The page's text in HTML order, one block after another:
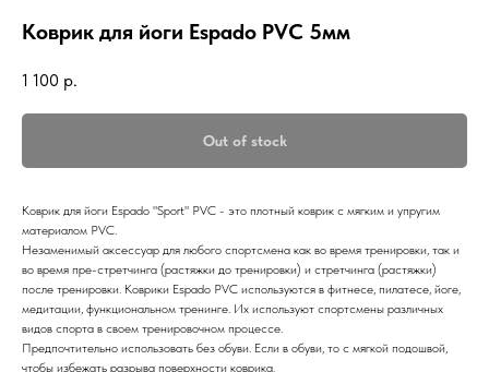
Коврик для йоги Espado PVC 5мм
1 100 р.
Out of stock
Коврик для йоги Espado "Sport" PVC - это плотный коврик с мягким и упругим
материалом PVC.
Незаменимый аксессуар для любого спортсмена как во время тренировки, так и
во время пре-стретчинга (растяжки до тренировки) и стретчинга (растяжки)
после тренировки. Коврики Espado PVC используются в фитнесе, пилатесе, йоге,
медитации, функциональном тренинге. Их используют спортсмены различных
видов спорта в своем тренировочном процессе.
Предпочтительно использовать без обуви. Если в обуви, то с мягкой подошвой,
чтобы избежать разрыва поверхности коврика.